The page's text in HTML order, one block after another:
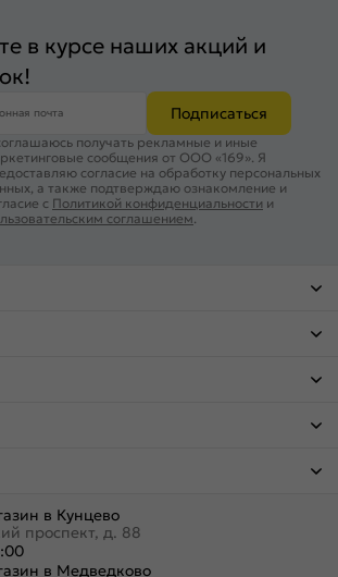
в курсе наших акций и
почта Подписаться
получать рекламные и иные
сообщения от ООО «169». Я
согласие на обработку персональных
а также подтверждаю ознакомление и
с Политикой конфиденциальности и
соглашением.
в Кунцево
проспект, д. 88
в Медведково